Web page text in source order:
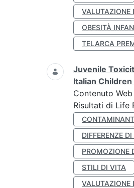
VALUTAZIONE
OBESITÀ
TELARCA
Juvenile
Italian
Contenuto Web
Risultati di Life
DIFFERENZE DI
PROMOZIONE
STILI DI VITA
VALUTAZIONE